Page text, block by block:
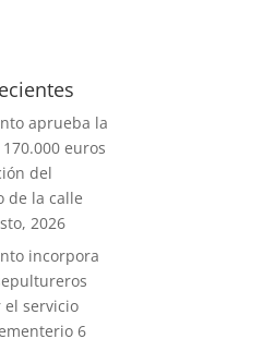
aprueba la
euros
del
de la calle
2026
incorpora
servicio
6